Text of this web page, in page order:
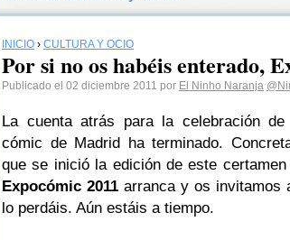
INICIO › CULTURA Y OCIO
Por si no os habéis enterado,
Publicado el 02 diciembre 2011 por El Ninho Naranja
La cuenta atrás para la celebración
cómic de Madrid ha terminado.
que se inició la edición de este
Expocómic 2011 arranca y os invitamos
lo perdáis. Aún estáis a tiempo.